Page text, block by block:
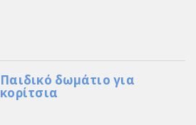
Παιδικό δωμάτιο για
κορίτσια